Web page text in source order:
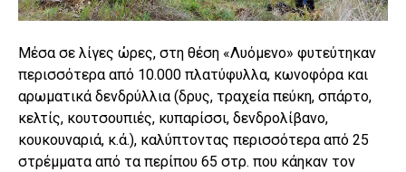
Μέσα σε λίγες ώρες, στη θέση «Λυόμενο» φυτεύτηκαν
περισσότερα από 10.000 πλατύφυλλα, κωνοφόρα και
αρωματικά δενδρύλλια (δρυς, τραχεία πεύκη, σπάρτο,
κελτίς, κουτσουπιές, κυπαρίσσι, δενδρολίβανο,
κουκουναριά, κ.ά.), καλύπτοντας περισσότερα από 25
στρέμματα από τα περίπου 65 στρ. που κάηκαν τον